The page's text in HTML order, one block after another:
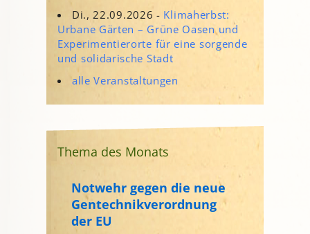
Di., 22.09.2026 - Klimaherbst:
Urbane Gärten – Grüne Oasen und
Experimentierorte für eine sorgende
und solidarische Stadt
alle Veranstaltungen
Thema des Monats
Notwehr gegen die neue
Gentechnikverordnung
der EU